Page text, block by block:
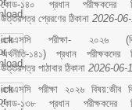
কোড-১৪০ প্রধান পরীক্ষকদের
উত্তরপত্র প্রেরণের ঠিকানা 2026-
এসএসসি পরীক্ষা- ২০২৬
অর্থনীতি-১৪১) প্রধান পরীক্ষকদের
উত্তরপত্র পাঠাবার ঠিকানা 2026-06-
এসএসসি পরীক্ষা ২০২৬ বিষয়:জীব
কোড-১৩৮ প্রধান পরীক্ষকদের